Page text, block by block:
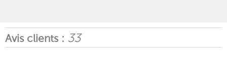
Avis clients : 33